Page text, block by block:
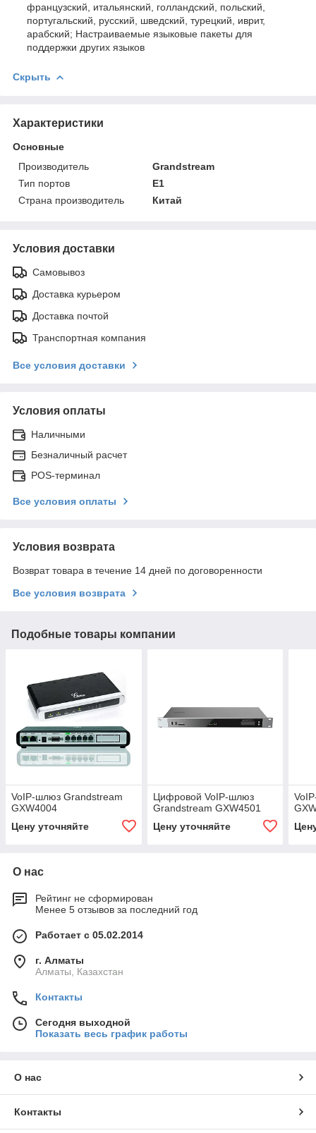
французский, итальянский, голландский, польский,
португальский, русский, шведский, турецкий, иврит,
арабский; Настраиваемые языковые пакеты для
поддержки других языков
Скрыть
Характеристики
Основные
Производитель
Grandstream
Тип портов
E1
Страна производитель
Китай
Условия доставки
Самовывоз
Доставка курьером
Доставка почтой
Транспортная компания
Все условия доставки
Условия оплаты
Наличными
Безналичный расчет
POS-терминал
Все условия оплаты
Условия возврата
Возврат товара в течение 14 дней по договоренности
Все условия возврата
Подобные товары компании
VoIP-шлюз Grandstream
GXW4004
Цену уточняйте
Цифровой VoIP-шлюз
Grandstream GXW4501
Цену уточняйте
О нас
Рейтинг не сформирован
Менее 5 отзывов за последний год
Работает с 05.02.2014
г. Алматы
Алматы, Казахстан
Контакты
Сегодня выходной
Показать весь график работы
О нас
Контакты